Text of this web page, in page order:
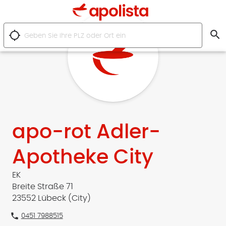
location_searching search
apo-rot Adler-
Apotheke City
EK
Breite Straße 71
23552 Lübeck (City)
phone 0451 7988515